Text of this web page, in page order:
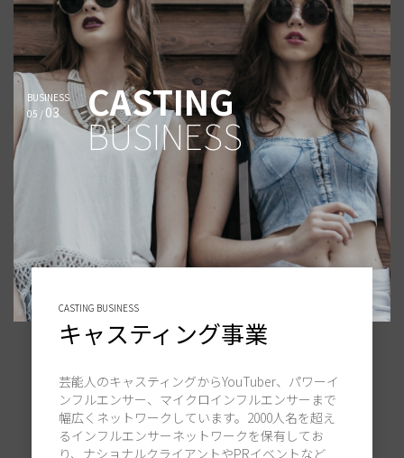
BUSINESS
05 / 03 CASTING
BUSINESS
CASTING BUSINESS
キャスティング事業
芸能人のキャスティングからYouTuber、パワーイ
ンフルエンサー、マイクロインフルエンサーまで
幅広くネットワークしています。2000人名を超え
るインフルエンサーネットワークを保有してお
り、ナショナルクライアントやPRイベントなど